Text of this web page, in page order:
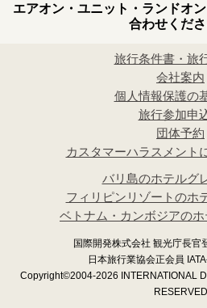
エアオン・ユニット・ランドオ
合わせくださ
旅行条件書・旅
会社案内
個人情報保護の
旅行参加申
団体予約
カスタマーハラスメント
バリ島のホテルグ
フィリピンリゾートのホ
ベトナム・カンボジアの
国際開発株式会社 観光庁長官
日本旅行業協会正会員
Copyright©2004-2026 INTERNATIONAL
RESERVED